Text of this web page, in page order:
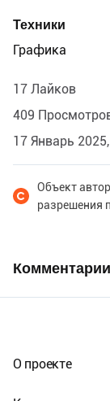
Техники
Графика
17 Лайков
409
17 Январь
Объект
разрешения
Комментарии
О проекте